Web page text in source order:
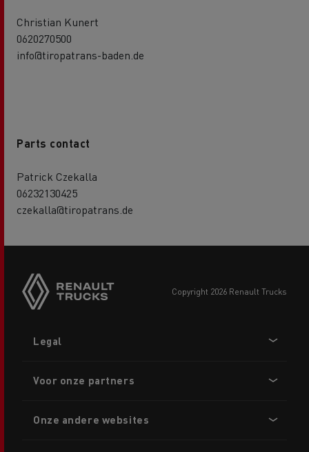
Christian Kunert
0620270500
info@tiropatrans-baden.de
Parts contact
Patrick Czekalla
06232130425
czekalla@tiropatrans.de
copyright 2026 Renault Trucks
menu
Legal
Voor onze partners
Onze andere websites